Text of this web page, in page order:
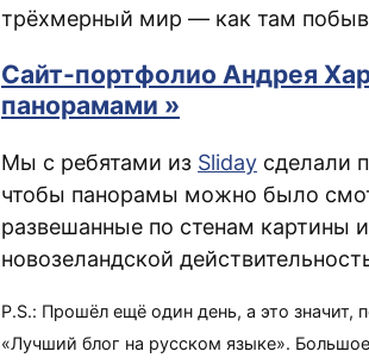
трёхмерный мир — как там
Сайт-портфолио Андрея
панорамами »
Мы с ребятами из Sliday сделали
чтобы панорамы можно было
развешанные по стенам картины
новозеландской
P.S.: Прошёл ещё один день, а это значит,
«Лучший блог на русском языке».